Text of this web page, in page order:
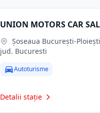
UNION MOTORS CAR
Șoseaua București-Ploiești, nr. 145, Sector 1,
jud. Bucuresti
Autoturisme
Detalii stație